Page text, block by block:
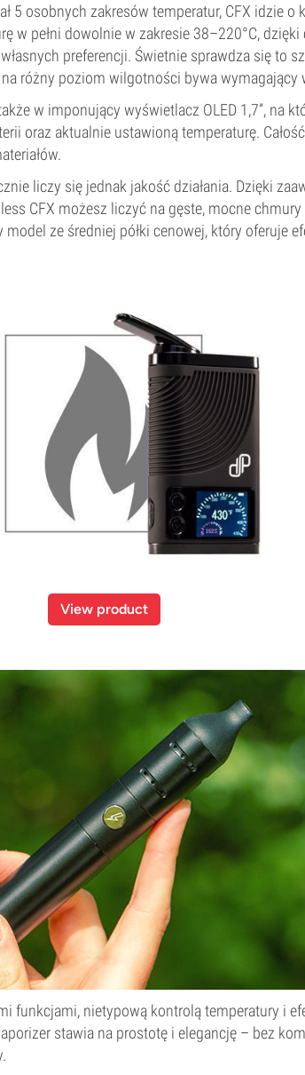
5 osobnych zakresów temperatur, CFX idzie o
w pełni dowolnie w zakresie 38–220°C, dzięki
preferencji. Świetnie sprawdza się to
różny poziom wilgotności bywa wymagający
w imponujący wyświetlacz OLED 1,7”, na
oraz aktualnie ustawioną temperaturę.
liczy się jednak jakość działania. Dzięki
CFX możesz liczyć na gęste, mocne
ze średniej półki cenowej, który oferuje
View product
funkcjami, nietypową kontrolą temperatury i
stawia na prostotę i elegancję – bez